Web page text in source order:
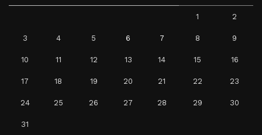
1 2
3 4 5 6 7 8 9
10 11 12 13 14 15 16
17 18 19 20 21 22 23
24 25 26 27 28 29 30
31